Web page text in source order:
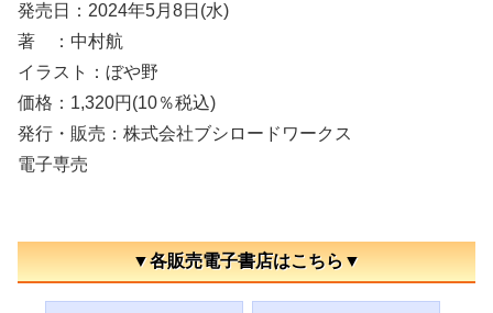
発売日：2024年5月8日(水)
著 ：中村航
イラスト：ぼや野
価格：1,320円(10％税込)
発行・販売：株式会社ブシロードワークス
電子専売
▼各販売電子書店はこちら▼